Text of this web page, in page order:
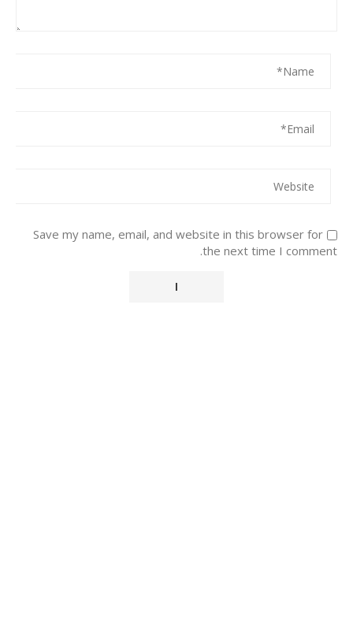
Save my name, email, and website in this browser for
the next time I comment.